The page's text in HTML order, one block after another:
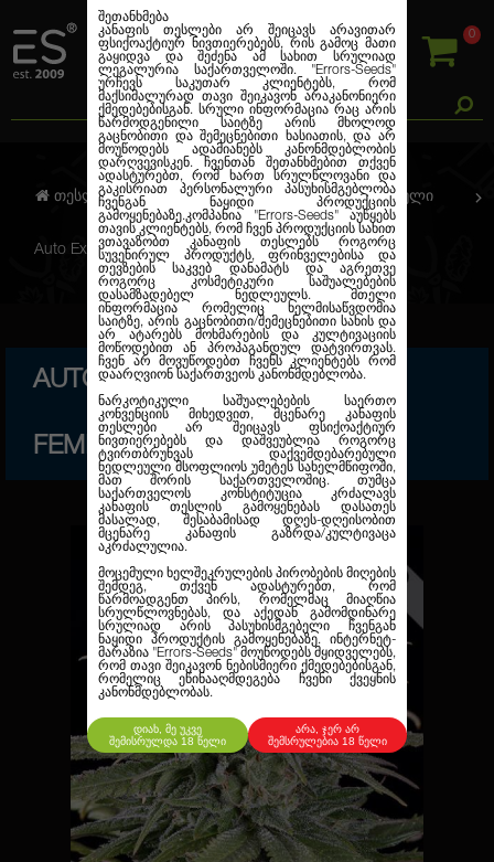
0
შეთანხმება
კანაფის თესლები არ შეიცავს არავითარ
ფსიქოაქტიურ ნივთიერებებს, რის გამოც მათი
გაყიდვა და შეძენა ამ სახით სრულიად
ლეგალურია საქართველოში. "Errors-Seeds"
ურჩევს საკუთარ კლიენტებს, რომ
მაქსიმალურად თავი შეიკავონ არაკანონიერი
ქმედებებისგან. სრული ინფორმაცია რაც არის
წარმოდგენილი საიტზე არის მხოლოდ
გაცნობითი და შემეცნებითი ხასიათის, და არ
მოუწოდებს ადამიანებს კანონმდებლობის
დარღვევისკენ. ჩვენთან შეთანხმებით თქვენ
ადასტურებთ, რომ ხართ სრულწლოვანი და
გაკისრიათ პერსონალური პასუხისმგებლობა
ჩვენგან ნაყიდი პროდუქციის
გამოყენებაზე.კომპანია
"Errors-Seeds" აუწყებს
თავის კლიენტებს, რომ ჩვენ პროდუქციის სახით
ვთავაზობთ კანაფის თესლებს როგორც
სუვენირულ პროდუქტს, ფრინველებისა და
თევზების საკვებ დანამატს და აგრეთვე
როგორც კოსმეტიკური საშუალებების
დასამზადებელ ნედლეულს. მთელი
ინფორმაცია რომელიც ხელმისაწვდომია
საიტზე, არის გაცნობითი/შემეცნებითი სახის და
არ ატარებს მოხმარების და კულტივაციის
მოწოდებით ან პროპაგანდულ დატვირთვას.
ჩვენ არ მოვუწოდებთ ჩვენს კლიენტებს რომ
დაარღვიონ საქართვეოს კანონმდებლობა.
ნარკოტიკული საშუალებების საერთო
კონვენციის მიხედვით, მცენარე კანაფის
თესლები არ შეიცავს ფსიქოაქტიურ
ნივთიერებებს და დაშვეუბლია როგორც
ტვირთბრუნვას დაქვემდებარებული
ნედლეული მსოფლიოს უმეტეს სახელმწიფოში,
მათ შორის საქართველოშიც. თუმცა
საქართველოს კონსტიტუცია კრძალავს
კანაფის თესლის გამოყენებას დასათეს
მასალად, შესაბამისად დღეს-დღეისობით
მცენარე კანაფის გაზრდა/კულტივაცა
აკრძალულია.
მოცემული ხელშეკრულების პირობების მიღების
შემდეგ, თქვენ ადასტურებთ, რომ
წარმოადგენთ პირს, რომელმაც მიაღწია
სრულწლოვნებას, და აქედან გამომდინარე
სრულიად არის პასუხისმგებელი ჩვენგან
ნაყიდი პროდუქტის გამოყენებაზე. ინტერნეტ-
მარაზია "Errors-Seeds" მოუწოდებს მყიდველებს,
რომ თავი შეიკავონ ნებისმიერი ქმედებებისგან,
რომელიც ეწინააღმდეგება ჩვენი ქვეყნის
კანონმდებლობას.
დიახ, მე უკვე
შემისრულდა 18 წელი
არა, ჯერ არ
შემსრულებია 18 წელი
თესლების კანაფი ავტო. ფემინიზირებული
Auto Exodus Cheese CBD Feminised Silver
AUTO EXODUS CHEESE CBD
FEMINISED SILVER